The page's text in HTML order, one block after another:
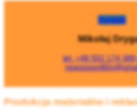
Kontakt
Mikołaj
tel.+48 502 174 389
Produkcja materiałów i